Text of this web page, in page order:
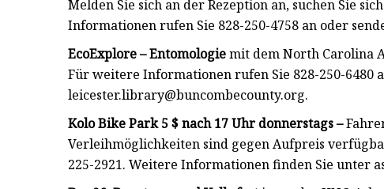
Melden Sie sich an der Rezeption an, suchen Sie
Informationen rufen Sie 828-250-4758 an oder
EcoExplore – Entomologiemit dem North Carolina
Für weitere Informationen rufen Sie 828-250-6480
leicester.library@buncombecounty.org.
Kolo Bike Park 5 $ nach 17 Uhr donnerstags –
Verleihmöglichkeiten sind gegen Aufpreis
225-2921. Weitere Informationen finden Sie